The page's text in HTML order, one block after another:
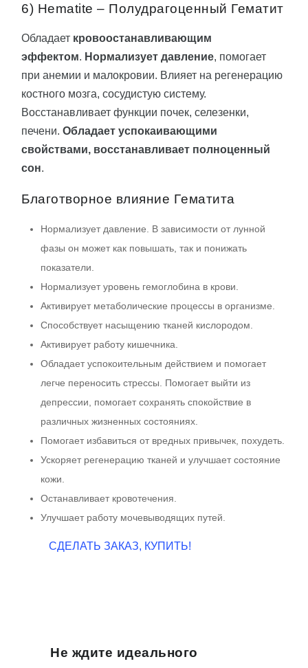
6) Hematite – Полудрагоценный Гематит
Обладает кровоостанавливающим
эффектом. Нормализует давление, помогает
при анемии и малокровии. Влияет на регенерацию
костного мозга, сосудистую систему.
Восстанавливает функции почек, селезенки,
печени. Обладает успокаивающими
свойствами, восстанавливает полноценный
сон.
Благотворное влияние Гeмaтита
Нормализует давление. В зависимости от лунной
фазы он может как повышать, так и понижать
показатели.
Нормализует уровень гемоглобина в крови.
Активирует метаболические процессы в организме.
Способствует насыщению тканей кислородом.
Активирует работу кишечника.
Обладает успокоительным действием и помогает
легче переносить стрессы. Помогает выйти из
депрессии, помогает сохранять спокойствие в
различных жизненных состояниях.
Помогает избавиться от вредных привычек, похудеть.
Ускоряет регенерацию тканей и улучшает состояние
кожи.
Останавливает кровотечения.
Улучшает работу мочевыводящих путей.
СДЕЛАТЬ ЗАКАЗ, КУПИТЬ!
Не ждите идеального